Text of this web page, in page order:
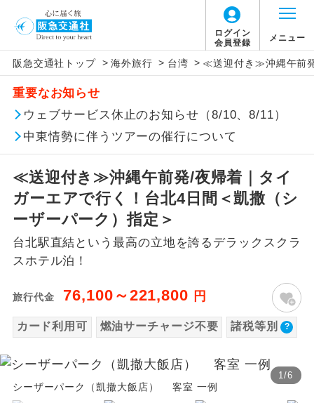
ログイン
会員登録
メニュー
阪急交通社トップ > 海外旅行 > 台湾 > ≪送迎付き≫沖縄午前
重要なお知らせ
ウェブサービス休止のお知らせ（8/10、8/11）
中東情勢に伴うツアーの催行について
≪送迎付き≫沖縄午前発/夜帰着｜タイ
ガーエアで行く！台北4日間＜凱撒（シ
ーザーパーク）指定＞
台北駅直結という最高の立地を誇るデラックスクラ
スホテル泊！
旅行代金 76,100～221,800 円
カード利用可 燃油サーチャージ不要 諸税等別
1/6
シーザーパーク（凱撤大飯店） 客室 一例
旅行代金に、以下の料金は含まれておりませ
ん。別途お支払が必要となります。
【日本国内空港施設使用料】
那覇空港
大人（12歳以上）1,000円、子供（2歳以上12
歳未満）500円
【海外空港諸税等】
旅行代金に各国空港の旅客サービス施設使用
支払いが必要となります。
2,530円、子供（2歳以上12歳未満）2,530円
2,530円、子供（2歳以上12歳未満）2,530円
2026/9/16〜2026/9/28 大人（12歳以上）
このツアーは以下の出発地から追加代金でご参
加いただけます。
※リクエスト受付の場合、ご手配の可否は後日回答さ
せていただきます。
追加代金にて各地発着ありとは
当ツアーは日程表に記載の出発空港だけで
なく、各地より下記追加代金にて飛行機や
鉄道などを利用しご参加いただけます。
ご同行者様が異なる発着地をご希望の場合
は、当社予約センターまで連絡ください。
アイコン 説明
添乗員同行
往路出発空港（駅）から復路到着空港
（駅）まで同行します。
現地到着後、現地係員が同行しお世話い
たします。
バスガイド乗
務
バスガイドが乗務し、車内での観光案内
があります。
新コース
世界遺産
ユネスコに登録されている文化遺産や自
然遺産を訪ねるコースです。
温泉 温泉地にも宿泊するコースです。
ご宿泊ホテルに露天風呂が付いていま
す。